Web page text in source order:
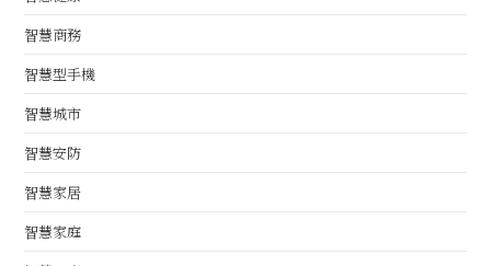
智慧商務
智慧型手機
智慧城市
智慧安防
智慧家居
智慧家庭